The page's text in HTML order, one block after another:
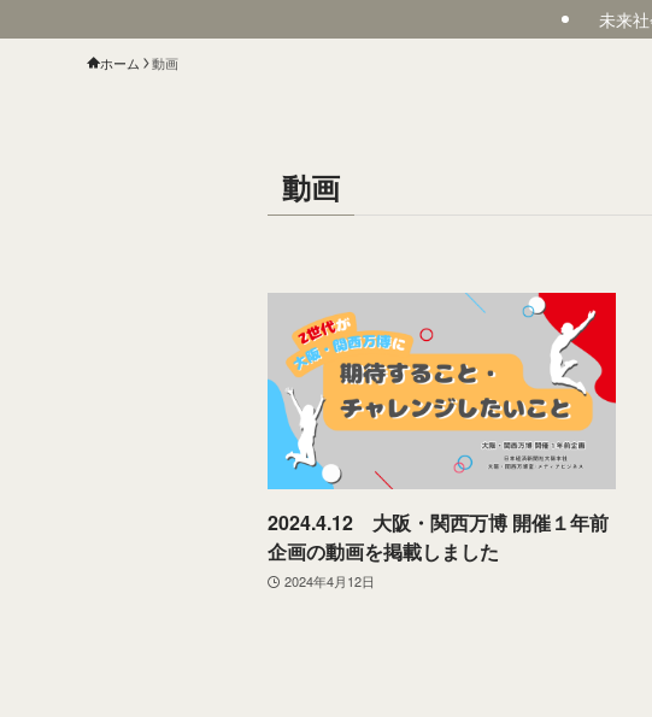
未来
ホーム 動画
動画
2024.4.12 大阪・関西万博 開催１年前
企画の動画を掲載しました
2024年4月12日